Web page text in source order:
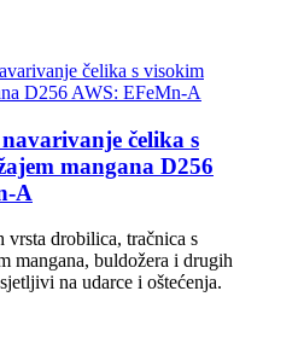
čelika s
mangana D256
A
vrsta drobilica, tračnica s
mangana, buldožera i drugih
na udarce i oštećenja.